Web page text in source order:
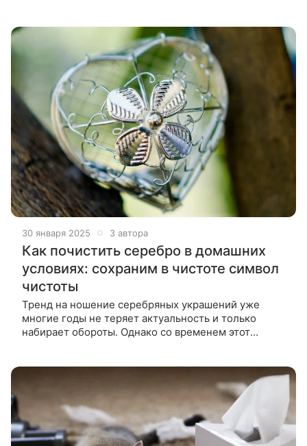
30 января 2025 3 автора
Как почистить серебро в домашних
условиях: сохраним в чистоте символ
чистоты
Тренд на ношение серебряных украшений уже
многие годы не теряет актуальность и только
набирает обороты. Однако со временем этот